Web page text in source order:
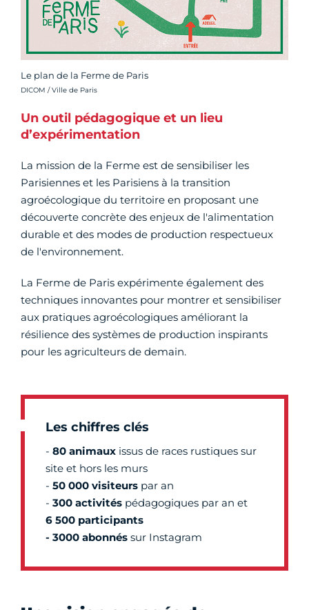
Le plan de la Ferme de Paris
Crédit photo :
DICOM / Ville de Paris
Un outil pédagogique et un lieu
d’expérimentation
La mission de la Ferme est de sensibiliser les
Parisiennes et les Parisiens à la transition
agroécologique du territoire en proposant une
découverte concrète des enjeux de l'alimentation
durable et des modes de production respectueux
de l'environnement.
La Ferme de Paris expérimente également des
techniques innovantes pour montrer et sensibiliser
aux pratiques agroécologiques améliorant la
résilience des systèmes de production inspirants
pour les agriculteurs de demain.
Les chiffres clés
- 80 animaux issus de races rustiques sur
site et hors les murs
- 50 000 visiteurs par an
- 300 activités pédagogiques par an et
6 500 participants
- 3000 abonnés sur Instagram